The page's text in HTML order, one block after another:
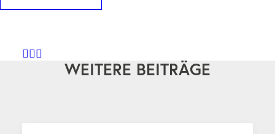
WEITERE BEITRÄGE